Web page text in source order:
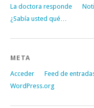
La doctora responde
¿Sabía usted qué…
META
Acceder Feed de
WordPress.org